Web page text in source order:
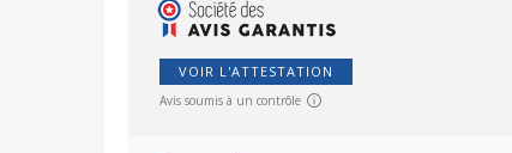
VOIR L'ATTESTATION
Avis soumis à un contrôle